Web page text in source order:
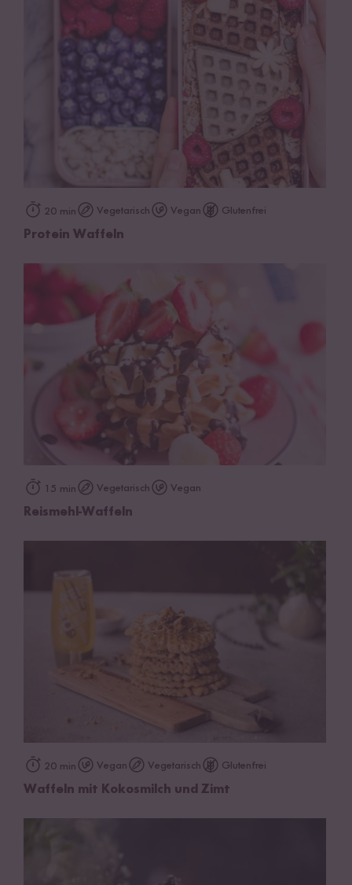
20 min Vegetarisch Vegan Glutenfrei
Protein Waffeln
15 min Vegetarisch Vegan
Reismehl-Waffeln
20 min Vegan Vegetarisch Glutenfrei
Waffeln mit Kokosmilch und Zimt